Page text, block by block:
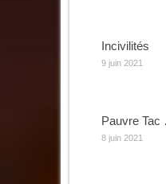
Incivilités
9 juin 2021
Pauvre
8 juin 2021